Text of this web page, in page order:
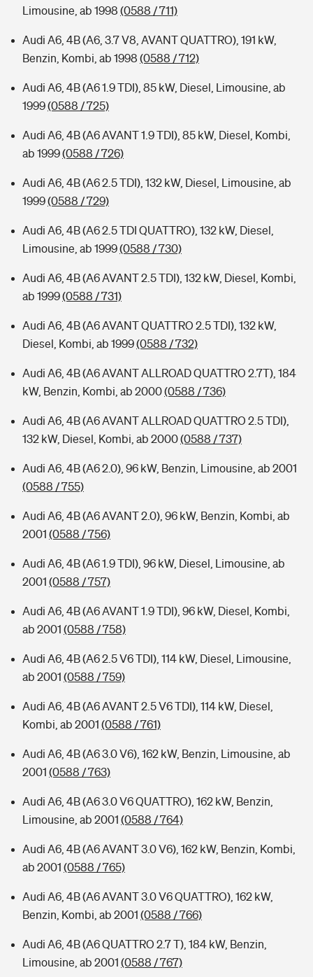
Limousine, ab 1998 (0588 / 711)
Audi A6, 4B (A6, 3.7 V8, AVANT QUATTRO), 191 kW,
Benzin, Kombi, ab 1998 (0588 / 712)
Audi A6, 4B (A6 1.9 TDI), 85 kW, Diesel, Limousine, ab
1999(0588 / 725)
Audi A6, 4B (A6 AVANT 1.9 TDI), 85 kW, Diesel, Kombi,
ab 1999(0588 / 726)
Audi A6, 4B (A6 2.5 TDI), 132 kW, Diesel, Limousine, ab
1999(0588 / 729)
Audi A6, 4B (A6 2.5 TDI QUATTRO), 132 kW, Diesel,
Limousine, ab 1999(0588 / 730)
Audi A6, 4B (A6 AVANT 2.5 TDI), 132 kW, Diesel, Kombi,
ab 1999(0588 / 731)
Audi A6, 4B (A6 AVANT QUATTRO 2.5 TDI), 132 kW,
Diesel, Kombi, ab 1999(0588 / 732)
Audi A6, 4B (A6 AVANT ALLROAD QUATTRO 2.7T), 184
kW, Benzin, Kombi, ab 2000(0588 / 736)
Audi A6, 4B (A6 AVANT ALLROAD QUATTRO 2.5 TDI),
132 kW, Diesel, Kombi, ab 2000(0588 / 737)
Audi A6, 4B (A6 2.0), 96 kW, Benzin, Limousine, ab 2001
(0588 / 755)
Audi A6, 4B (A6 AVANT 2.0), 96 kW, Benzin, Kombi, ab
2001 (0588 / 756)
Audi A6, 4B (A6 1.9 TDI), 96 kW, Diesel, Limousine, ab
2001 (0588 / 757)
Audi A6, 4B (A6 AVANT 1.9 TDI), 96 kW, Diesel, Kombi,
ab 2001 (0588 / 758)
Audi A6, 4B (A6 2.5 V6 TDI), 114 kW, Diesel, Limousine,
ab 2001 (0588 / 759)
Audi A6, 4B (A6 AVANT 2.5 V6 TDI), 114 kW, Diesel,
Kombi, ab 2001 (0588 / 761)
Audi A6, 4B (A6 3.0 V6), 162 kW, Benzin, Limousine, ab
2001 (0588 / 763)
Audi A6, 4B (A6 3.0 V6 QUATTRO), 162 kW, Benzin,
Limousine, ab 2001 (0588 / 764)
Audi A6, 4B (A6 AVANT 3.0 V6), 162 kW, Benzin, Kombi,
ab 2001 (0588 / 765)
Audi A6, 4B (A6 AVANT 3.0 V6 QUATTRO), 162 kW,
Benzin, Kombi, ab 2001 (0588 / 766)
Audi A6, 4B (A6 QUATTRO 2.7 T), 184 kW, Benzin,
Limousine, ab 2001 (0588 / 767)